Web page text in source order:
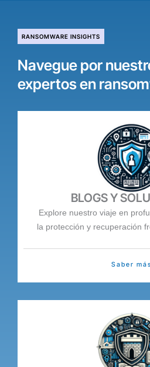
RANSOMWARE INSIGHTS
Navegue por
expertos en
BLOGS Y
Explore nuestro viaje en
la protección y recuperación
Saber más